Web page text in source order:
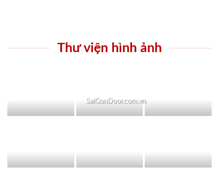
Thư viện hình ảnh
SaiGonDoor.com.vn